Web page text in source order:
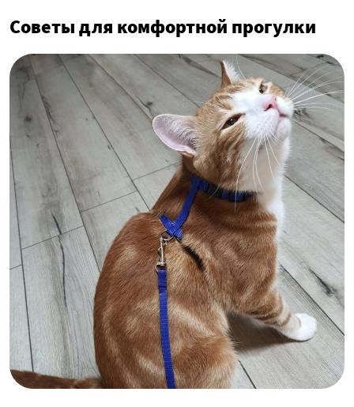
Советы для комфортной прогулки